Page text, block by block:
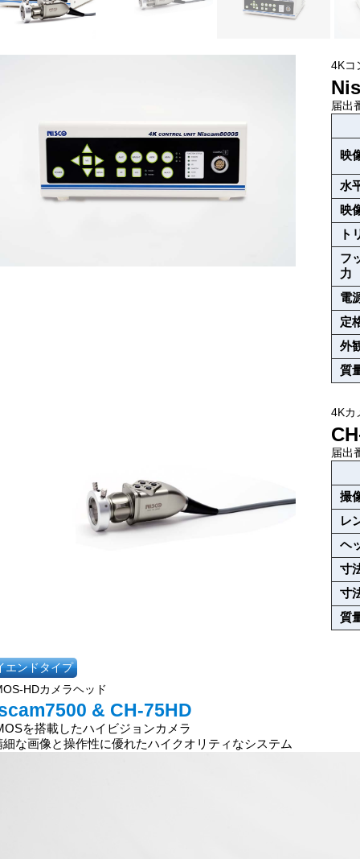
4Kコ
届出
映
水
映
ト
フ
力
電
定
外
質
4Kカ
届出
撮
レ
ヘ
寸
寸
質
エンドタイプ
HDカメラヘッド
& CH-75HD
を搭載したハイビジョンカメラ
細な画像と操作性に優れたハイクオリティなシステム